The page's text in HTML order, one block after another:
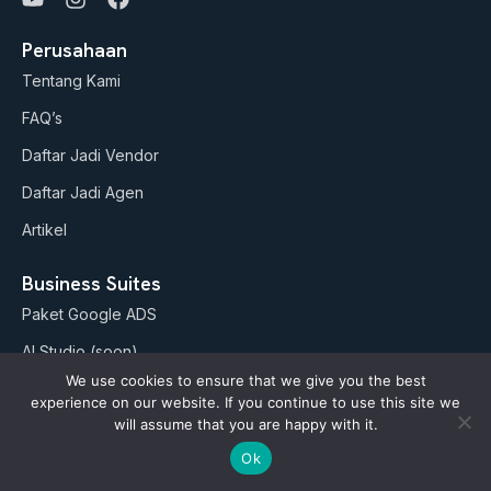
u
t
u
b
e
s
t
a
a
c
e
b
k
Perusahaan
Tentang Kami
FAQ’s
Daftar Jadi Vendor
Daftar Jadi Agen
Artikel
Business Suites
Paket Google ADS
AI Studio (soon)
Kebijakan
Refund Policy
We use cookies to ensure that we give you the best
experience on our website. If you continue to use this site we
will assume that you are happy with it.
Ok